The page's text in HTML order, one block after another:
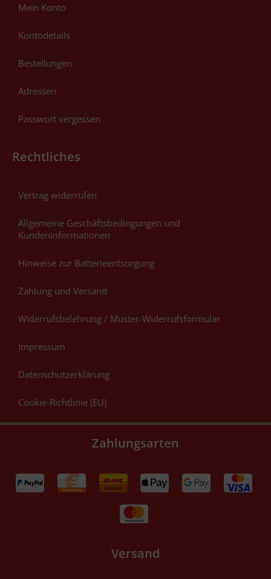
Mein Konto
Kontodetails
Bestellungen
Adressen
Passwort vergessen
Rechtliches
Vertrag widerrufen
Allgemeine Geschäftsbedingungen und
Kundeninformationen
Hinweise zur Batterieentsorgung
Zahlung und Versand
Widerrufsbelehrung / Muster-Widerrufsformular
Impressum
Datenschutzerklärung
Cookie-Richtlinie (EU)
Zahlungsarten
Versand